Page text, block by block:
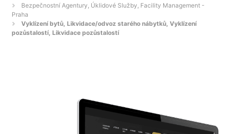
Bezpečnostní Agentury, Úklidové Služby, Facility Management -
Praha
Vyklízení bytů, Likvidace/odvoz starého nábytků, Vyklízení
pozůstalostí, Likvidace pozůstalostí